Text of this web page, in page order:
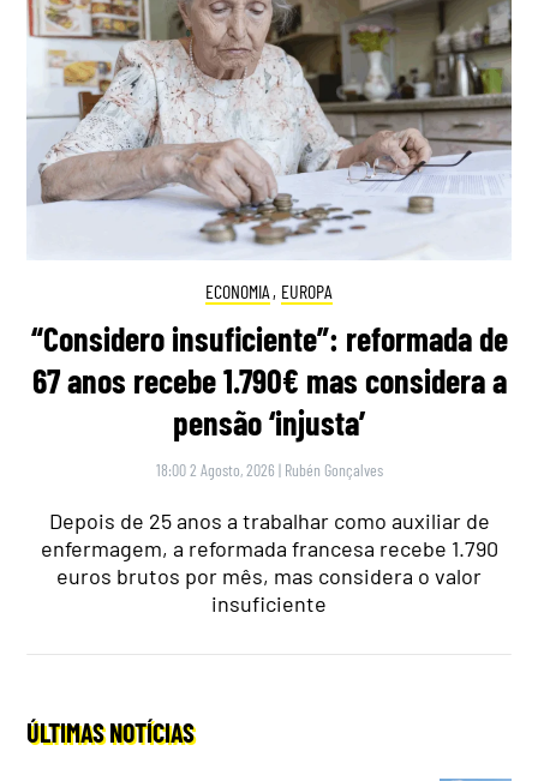
ECONOMIA , EUROPA
“Considero insuficiente”: reformada de
67 anos recebe 1.790€ mas considera a
pensão ‘injusta’
18:00 2 Agosto, 2026 | Rubén Gonçalves
Depois de 25 anos a trabalhar como auxiliar de
enfermagem, a reformada francesa recebe 1.790
euros brutos por mês, mas considera o valor
insuficiente
ÚLTIMAS NOTÍCIAS